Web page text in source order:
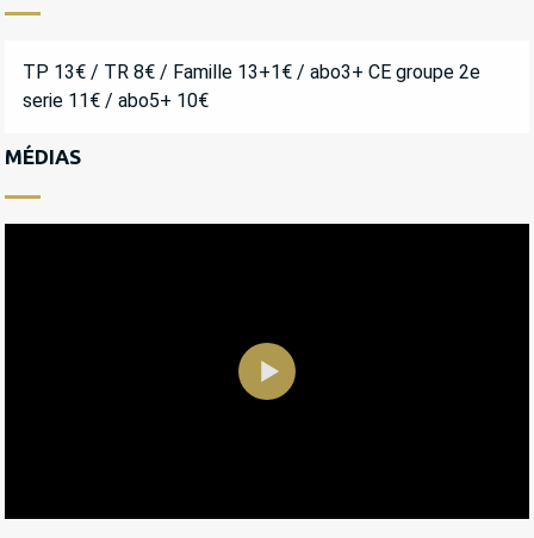
TP 13€ / TR 8€ / Famille 13+1€ / abo3+ CE groupe 2e
serie 11€ / abo5+ 10€
MÉDIAS